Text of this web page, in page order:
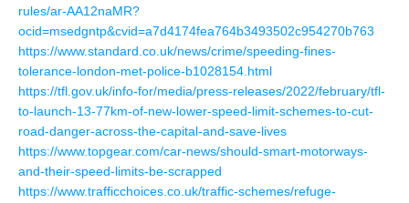
rules/ar-AA12naMR?
ocid=msedgntp&cvid=a7d4174fea764b3493502c954270b763
https://www.standard.co.uk/news/crime/speeding-fines-
tolerance-london-met-police-b1028154.html
https://tfl.gov.uk/info-for/media/press-releases/2022/february/tfl-
to-launch-13-77km-of-new-lower-speed-limit-schemes-to-cut-
road-danger-across-the-capital-and-save-lives
https://www.topgear.com/car-news/should-smart-motorways-
and-their-speed-limits-be-scrapped
https://www.trafficchoices.co.uk/traffic-schemes/refuge-